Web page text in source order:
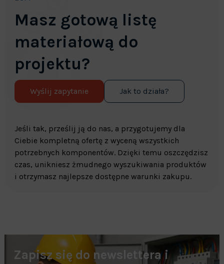
Masz gotową listę
materiałową do
projektu?
Wyślij zapytanie Jak to działa?
Jeśli tak, prześlij ją do nas, a przygotujemy dla
Ciebie kompletną ofertę z wyceną wszystkich
potrzebnych komponentów. Dzięki temu oszczędzisz
czas, unikniesz żmudnego wyszukiwania produktów
i otrzymasz najlepsze dostępne warunki zakupu.
Zapisz się do newslettera i